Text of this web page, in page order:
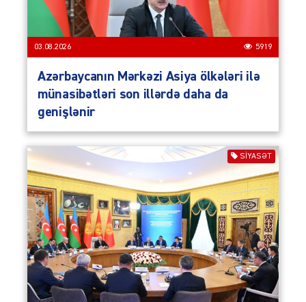
03.08.2026 5919
Azərbaycanın Mərkəzi Asiya ölkələri ilə
münasibətləri son illərdə daha da
genişlənir
SIYASƏT